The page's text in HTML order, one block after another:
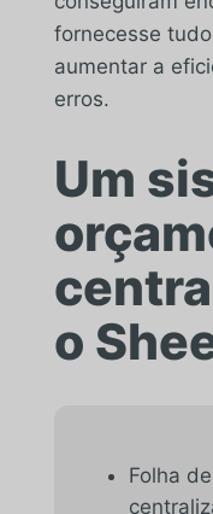
fornecesse
aumentar a
erros.
Um
o
Folha